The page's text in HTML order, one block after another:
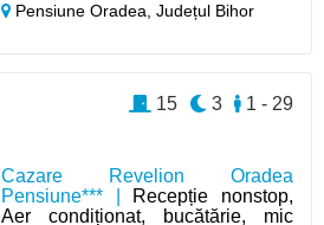
Pensiune Oradea,Județul Bihor
Cazare Revelion Oradea
Pensiune*** | Recepție nonstop,
Aer condiționat, bucătărie, mic
1 - 29
3
15